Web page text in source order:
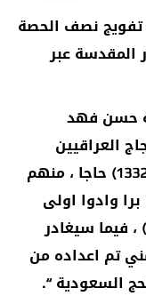
تفويج نصف الحصة
المقدسة عبر
حسن فهد
العراقيين
الوافدين الى الديار المقدسة بلغ (13327) حاجا ، منهم
برا وادوا اولى
، فيما سيغادر
تم اعداده من
السعودية “.